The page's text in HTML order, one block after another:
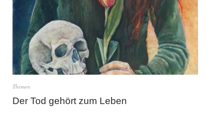
Themen
Der Tod gehört zum Leben